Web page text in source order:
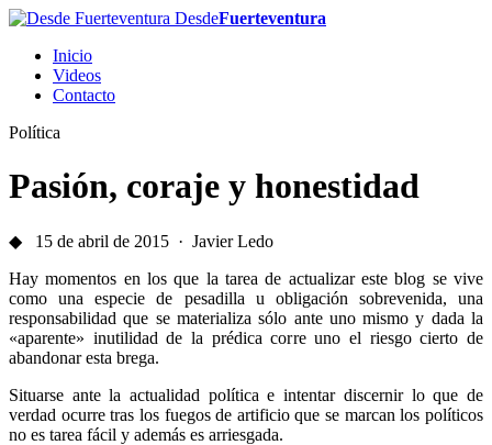
DesdeFuerteventura
Inicio
Videos
Contacto
Política
Pasión, coraje y honestidad
◆ 15 de abril de 2015 · Javier Ledo
Hay momentos en los que la tarea de actualizar este blog se vive
como una especie de pesadilla u obligación sobrevenida, una
responsabilidad que se materializa sólo ante uno mismo y dada la
«aparente» inutilidad de la prédica corre uno el riesgo cierto de
abandonar esta brega.
Situarse ante la actualidad política e intentar discernir lo que de
verdad ocurre tras los fuegos de artificio que se marcan los políticos
no es tarea fácil y además es arriesgada.